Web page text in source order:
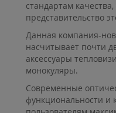
стандартам
представительство
Данная компания-
насчитывает почти
аксессуары
монокуляры.
Современные
функциональности и